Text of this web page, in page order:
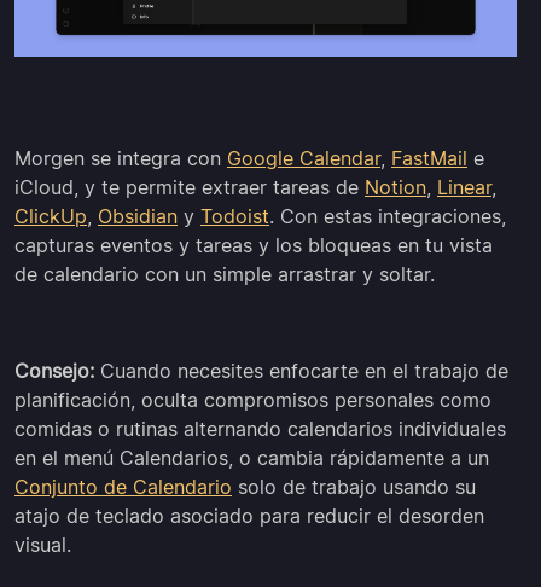
Morgen se integra con Google Calendar, FastMail e
iCloud, y te permite extraer tareas de Notion Linear,
ClickUp Obsidian y Todoist. Con estas integraciones,
capturas eventos y tareas y los bloqueas en tu vista
de calendario con un simple arrastrar y soltar.
Consejo: Cuando necesites enfocarte en el trabajo de
planificación, oculta compromisos personales como
comidas o rutinas alternando calendarios individuales
en el menú Calendarios, o cambia rápidamente a un
Conjunto de Calendario solo de trabajo usando su
atajo de teclado asociado para reducir el desorden
visual.